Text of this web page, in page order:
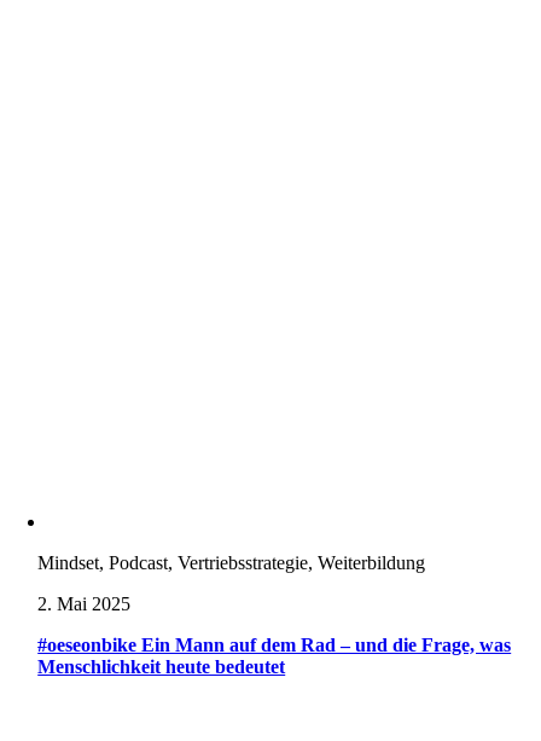
Mindset, Podcast, Vertriebsstrategie, Weiterbildung
2. Mai 2025
#oeseonbike Ein Mann auf dem Rad – und die Frage, was
Menschlichkeit heute bedeutet